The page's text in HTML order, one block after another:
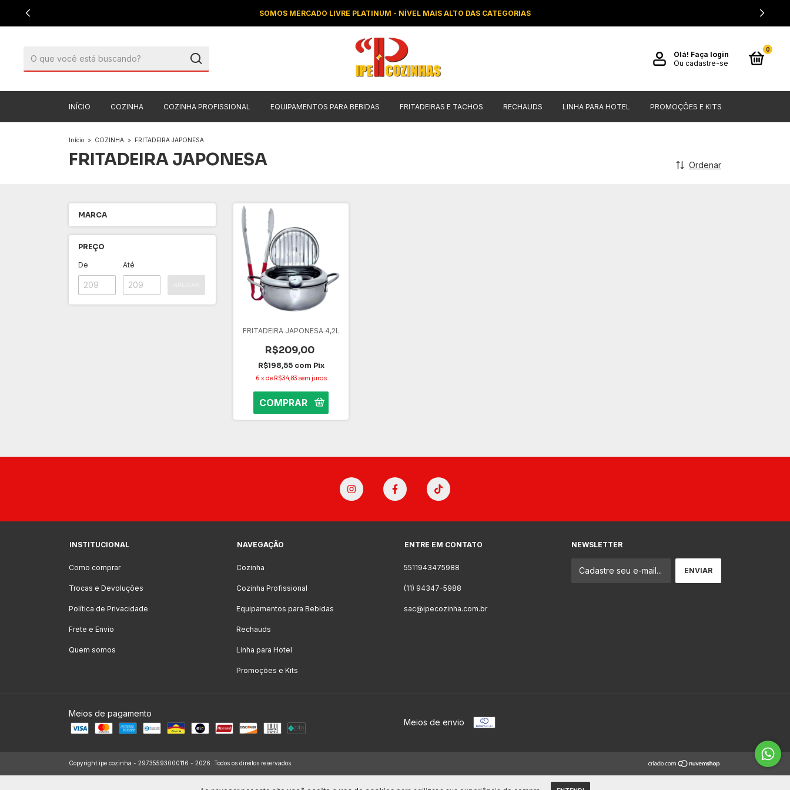
SOMOS MERCADO LIVRE PLATINUM - NÍVEL MAIS ALTO DAS CATEGORIAS
Olá! Faça login
Ou cadastre-se
0
INÍCIO COZINHA COZINHA PROFISSIONAL EQUIPAMENTOS PARA BEBIDAS FRITADEIRAS E TACHOS RECHAUDS LINHA PARA HOTEL PROMOÇÕES E KITS
Início > COZINHA > FRITADEIRA JAPONESA
FRITADEIRA JAPONESA Ordenar
MARCA
PREÇO
De Até
FRITADEIRA JAPONESA 4,2L
R$209,00
R$198,55 com Pix
6 xde R$34,83 sem juros
INSTITUCIONAL
Como comprar
Trocas e Devoluções
Política de Privacidade
Frete e Envio
Quem somos
NAVEGAÇÃO
Cozinha
Cozinha Profissional
Equipamentos para Bebidas
Rechauds
Linha para Hotel
Promoções e Kits
ENTRE EM CONTATO
5511943475988
(11) 94347-5988
sac@ipecozinha.com.br
NEWSLETTER
Meios de pagamento
Meios de envio
Copyright ipe cozinha - 29735593000116 - 2026. Todos os direitos reservados.